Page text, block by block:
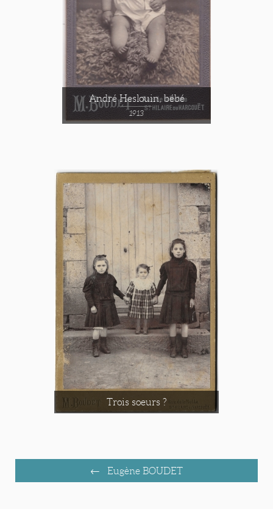
André Heslouin, bébé
1913
Trois soeurs ?
Eugène BOUDET